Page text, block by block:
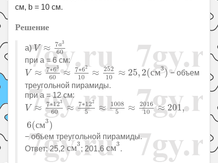
см, b = 10 см.
Решение
а)V ≈ 7a3
60
a3 60
при a = 6 см:
V ≈ 7∗63
60 ≈ 7∗62
10 ≈
252
10
≈ 25, 2(см3)
V≈7∗6360 ≈7∗6 210≈ 10≈ 25,2( м 3)
− объем
треугольной пирамиды.
при a = 12 см:
V ≈ 7∗123
60 ≈ 7∗122
5 ≈
1008
5
≈
2016
10
≈ 201,
6(см3)
V≈7∗12360 ≈7∗12 2 5≈10085≈2016 10 201
− объем треугольной пирамиды.
Ответ: 25,2см3
см3
; 201,6см3
см3